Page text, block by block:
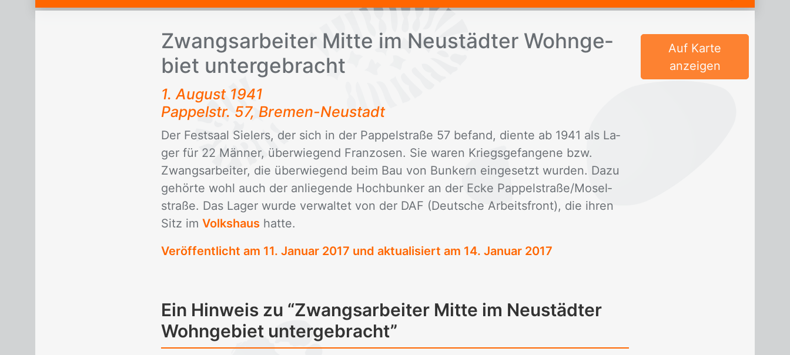
Zwangs­ar­bei­ter Mit­te im Neu­städ­ter Wohn­ge­
biet un­ter­ge­bracht
Auf Karte
anzeigen
1. Au­gust 1941
Pap­pel­str. 57, Bre­men-Neu­stadt
Der Fest­saal Sie­lers, der sich in der Pap­pel­stra­ße 57 be­fand, dien­te ab 1941 als La­
ger für 22 Män­ner, über­wie­gend Fran­zo­sen. Sie wa­ren Kriegs­ge­fan­ge­ne bzw.
Zwangs­ar­bei­ter, die über­wie­gend beim Bau von Bun­kern ein­ge­setzt wur­den. Dazu
ge­hör­te wohl auch der an­lie­gen­de Hoch­bun­ker an der Ecke Pap­pel­stra­ße/​Mo­sel­
stra­ße. Das La­ger wur­de ver­wal­tet von der DAF (Deut­sche Ar­beits­front), die ih­ren
Sitz im Volkshaus hat­te.
Veröffentlicht am 11. Januar 2017 und aktualisiert am 14. Januar 2017
Ein Hinweis zu “Zwangsarbeiter Mitte im Neustädter
Wohngebiet untergebracht”